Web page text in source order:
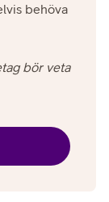
behöva
bör veta